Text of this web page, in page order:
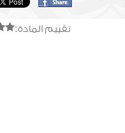
تقييم المادة: